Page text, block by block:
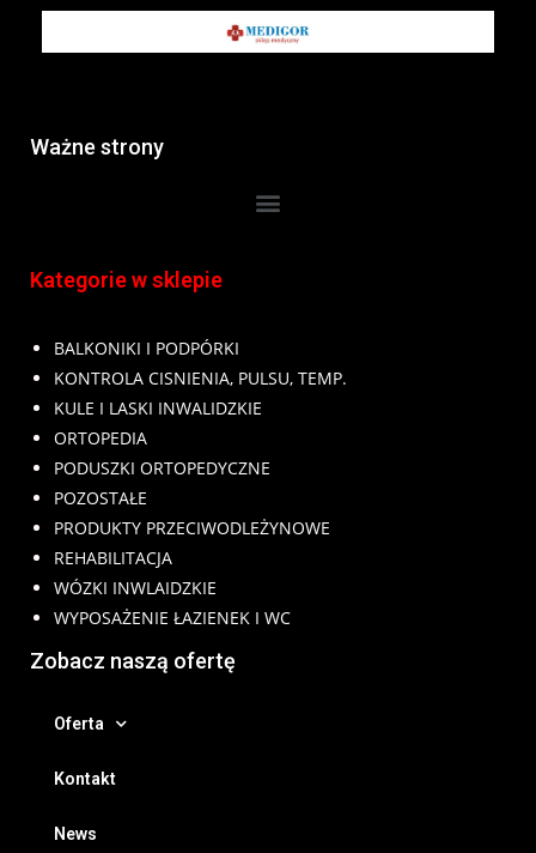
Ważne strony
Kategorie w sklepie
BALKONIKI I PODPÓRKI
KONTROLA CISNIENIA, PULSU, TEMP.
KULE I LASKI INWALIDZKIE
ORTOPEDIA
PODUSZKI ORTOPEDYCZNE
POZOSTAŁE
PRODUKTY PRZECIWODLEŻYNOWE
REHABILITACJA
WÓZKI INWLAIDZKIE
WYPOSAŻENIE ŁAZIENEK I WC
Zobacz naszą ofertę
Oferta
Kontakt
News